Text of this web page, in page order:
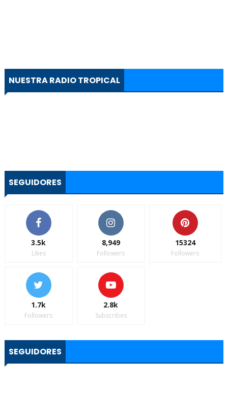
NUESTRA RADIO TROPICAL
SEGUIDORES
3.5k
Likes
8,949
Followers
15324
Followers
1.7k
Followers
2.8k
Subscribes
SEGUIDORES